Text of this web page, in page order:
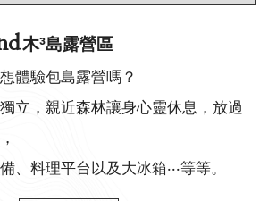
木³島露營區
體驗包島露營嗎？
立，親近森林讓身心靈休息，放過
、料理平台以及大冰箱‧‧‧等等。